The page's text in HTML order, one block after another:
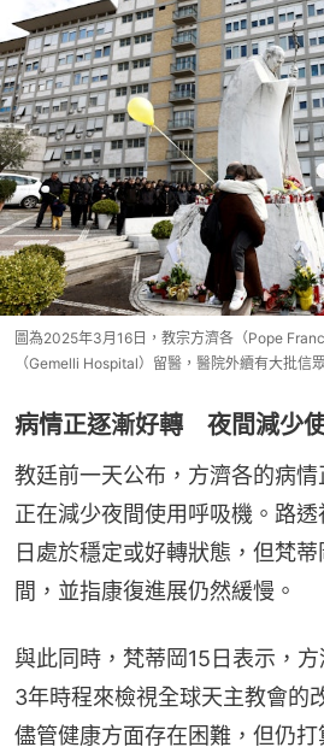
圖為2025年3月16日，教宗方濟各（Pope
（Gemelli Hospital）留醫，醫院外續有大批信
病情正逐漸好轉 夜間減少
教廷前一天公布，方濟各的病
正在減少夜間使用呼吸機。路
日處於穩定或好轉狀態，但梵
間，並指康復進展仍然緩慢。
與此同時，梵蒂岡15日表示，
3年時程來檢視全球天主教會的
儘管健康方面存在困難，但仍